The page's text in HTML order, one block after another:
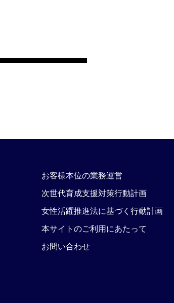
お客様本位の業務運営
次世代育成支援対策行動計画
女性活躍推進法に基づく行動計画
本サイトのご利用にあたって
お問い合わせ